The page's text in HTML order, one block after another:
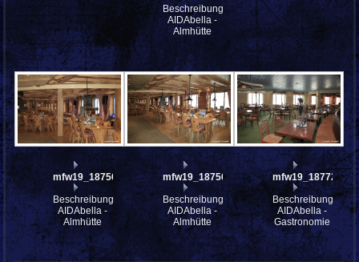
Beschreibung:
AIDAbella -
Almhütte
mfw19_187563
Beschreibung:
AIDAbella -
Almhütte
mfw19_187562
Beschreibung:
AIDAbella -
Almhütte
mfw19_187721
Beschreibung:
AIDAbella -
Gastronomie